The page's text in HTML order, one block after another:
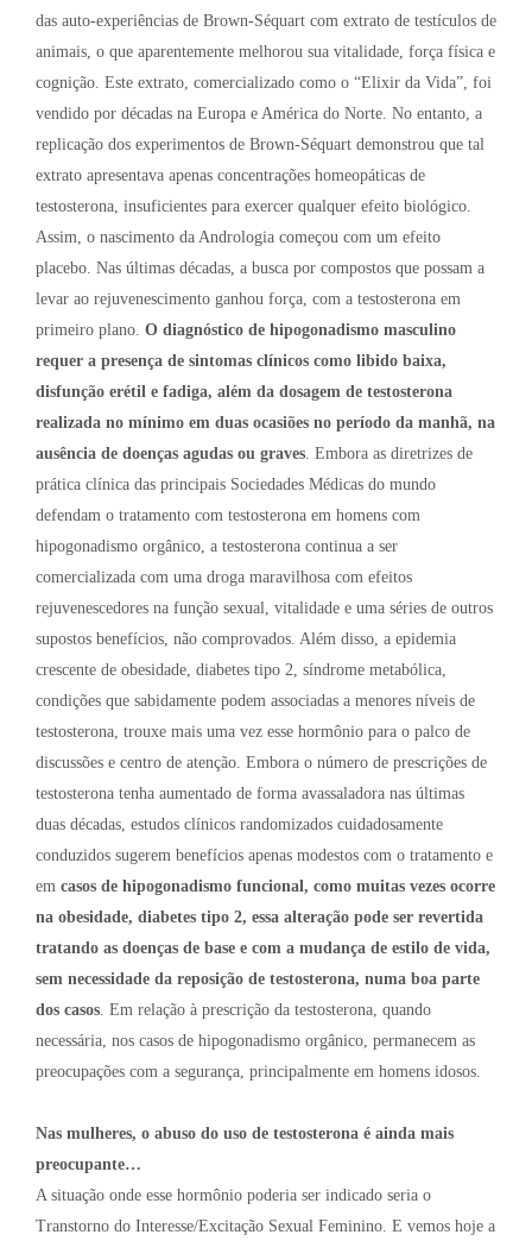
das auto-experiências de Brown-Séquart com extrato de testículos de
animais, o que aparentemente melhorou sua vitalidade, força física e
cognição. Este extrato, comercializado como o “Elixir da Vida”, foi
vendido por décadas na Europa e América do Norte. No entanto, a
replicação dos experimentos de Brown-Séquart demonstrou que tal
extrato apresentava apenas concentrações homeopáticas de
testosterona, insuficientes para exercer qualquer efeito biológico.
Assim, o nascimento da Andrologia começou com um efeito
placebo. Nas últimas décadas, a busca por compostos que possam a
levar ao rejuvenescimento ganhou força, com a testosterona em
primeiro plano. O diagnóstico de hipogonadismo masculino
requer a presença de sintomas clínicos como libido baixa,
disfunção erétil e fadiga, além da dosagem de testosterona
realizada no mínimo em duas ocasiões no período da manhã, na
ausência de doenças agudas ou graves . Embora as diretrizes de
prática clínica das principais Sociedades Médicas do mundo
defendam o tratamento com testosterona em homens com
hipogonadismo orgânico, a testosterona continua a ser
comercializada com uma droga maravilhosa com efeitos
rejuvenescedores na função sexual, vitalidade e uma séries de outros
supostos benefícios, não comprovados. Além disso, a epidemia
crescente de obesidade, diabetes tipo 2, síndrome metabólica,
condições que sabidamente podem associadas a menores níveis de
testosterona, trouxe mais uma vez esse hormônio para o palco de
discussões e centro de atenção. Embora o número de prescrições de
testosterona tenha aumentado de forma avassaladora nas últimas
duas décadas, estudos clínicos randomizados cuidadosamente
conduzidos sugerem benefícios apenas modestos com o tratamento e
em casos de hipogonadismo funcional, como muitas vezes ocorre
na obesidade, diabetes tipo 2, essa alteração pode ser revertida
tratando as doenças de base e com a mudança de estilo de vida,
sem necessidade da reposição de testosterona, numa boa parte
dos casos . Em relação à prescrição da testosterona, quando
necessária, nos casos de hipogonadismo orgânico, permanecem as
preocupações com a segurança, principalmente em homens idosos.
Nas mulheres, o abuso do uso de testosterona é ainda mais
preocupante…
A situação onde esse hormônio poderia ser indicado seria o
Transtorno do Interesse/Excitação Sexual Feminino. E vemos hoje a